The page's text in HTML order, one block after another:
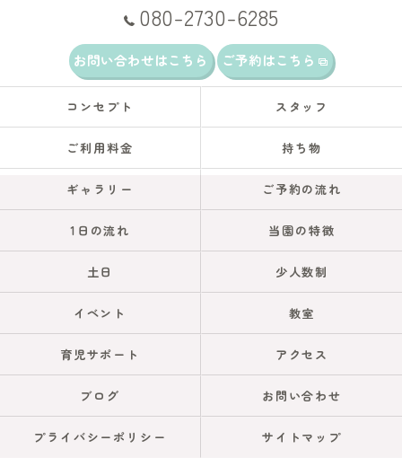
080-2730-6285
お問い合わせはこちら ご予約はこちら
コンセプト スタッフ
ご利用料金 持ち物
ギャラリー ご予約の流れ
1日の流れ 当園の特徴
土日 少人数制
イベント 教室
育児サポート アクセス
ブログ お問い合わせ
プライバシーポリシー サイトマップ